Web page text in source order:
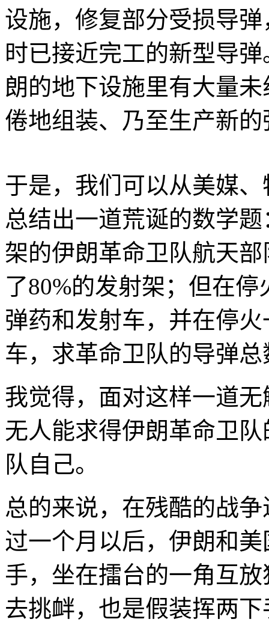
设施，修复部分受损导
时已接近完工的新型导
朗的地下设施里有大量
倦地组装、乃至生产新
于是，我们可以从美媒
总结出一道荒诞的数学
架的伊朗革命卫队航天
了80%的发射架；但在
弹药和发射车，并在停
车，求革命卫队的导弹总
我觉得，面对这样一道
无人能求得伊朗革命卫
队自己。
总的来说，在残酷的战
过一个月以后，伊朗和
手，坐在擂台的一角互
去挑衅，也是假装挥两